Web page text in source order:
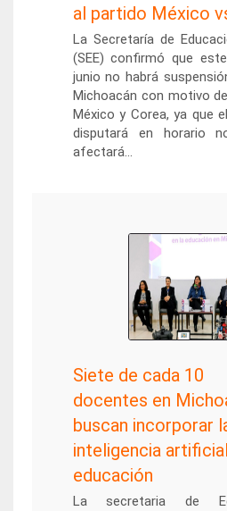
al partido México
La Secretaría de
(SEE) confirmó que
junio no habrá
Michoacán con motivo
México y Corea, ya que
disputará en horario
afectará...
Siete de cada 10
docentes en
buscan incorporar
inteligencia
educación
La secretaria de